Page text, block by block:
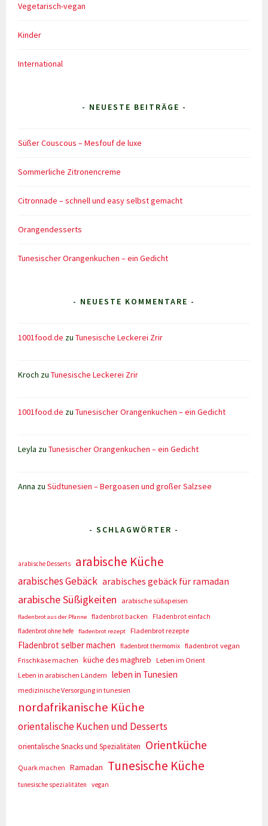
Vegetarisch-vegan
Kinder
International
- NEUESTE BEITRÄGE -
Süßer Couscous – Mesfouf de luxe
Sommerliche Zitronencreme
Citronnade – schnell und easy selbst gemacht
Orangendesserts
Tunesischer Orangenkuchen – ein Gedicht
- NEUESTE KOMMENTARE -
1001food.de zuTunesische Leckerei Zrir
Kroch zuTunesische Leckerei Zrir
1001food.de zuTunesischer Orangenkuchen – ein Gedicht
Leyla zuTunesischer Orangenkuchen – ein Gedicht
Anna zuSüdtunesien – Bergoasen und großer Salzsee
- SCHLAGWÖRTER -
arabische Desserts arabische Küche
arabisches Gebäck arabisches gebäck für ramadan
arabische Süßigkeiten arabische süßspeisen
fladenbrot aus der Pfanne fladenbrot backen
Fladenbrot einfach
fladenbrot ohne hefe
fladenbrot rezept Fladenbrot rezepte
Fladenbrot selber machen fladenbrot thermomix fladenbrot vegan
Frischkäse machen
küche des maghreb
Leben im Orient
Leben in arabischen Ländern
leben in Tunesien
medizinische Versorgung in tunesien
nordafrikanische Küche
orientalische Kuchen und Desserts
orientalische Snacks und Spezialitäten Orientküche
Quark machen Ramadan Tunesische Küche
tunesische spezialitäten vegan